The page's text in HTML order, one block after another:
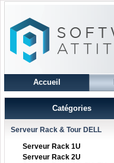
Accueil
Catégories
Serveur Rack & Tour DELL
Serveur Rack 1U
Serveur Rack 2U